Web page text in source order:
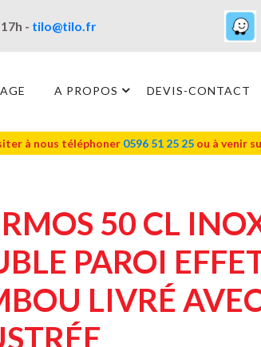
- tilo@tilo.fr
A PROPOS DEVIS-CONTACT
à nous téléphoner 0596 51 25 25 ou à venir
50 CL
PAROI
LIVRÉ